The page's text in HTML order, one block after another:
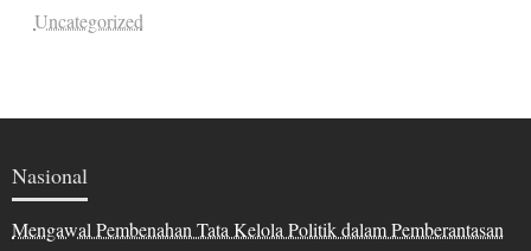
Uncategorized
Nasional
Mengawal Pembenahan Tata Kelola Politik dalam Pemberantasan